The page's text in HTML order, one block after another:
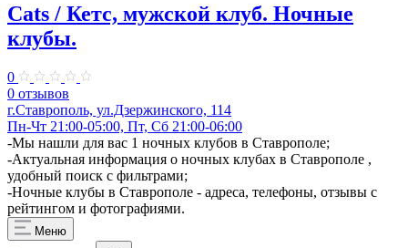
Cats / Кетс, мужской клуб. Ночные
клубы.
0
0 отзывов
г.Ставрополь, ул.Дзержинского, 114
Пн-Чт 21:00-05:00, Пт, Сб 21:00-06:00
-Мы нашли для вас 1 ночных клубов в Ставрополе;
-Актуальная информация о ночных клубах в Ставрополе ,
удобный поиск с фильтрами;
-Ночные клубы в Ставрополе - адреса, телефоны, отзывы с
рейтингом и фотографиями.
Меню